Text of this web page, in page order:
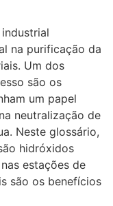
industrial
na purificação da
Um dos
são os
um papel
neutralização de
Neste glossário,
hidróxidos
estações de
são os benefícios